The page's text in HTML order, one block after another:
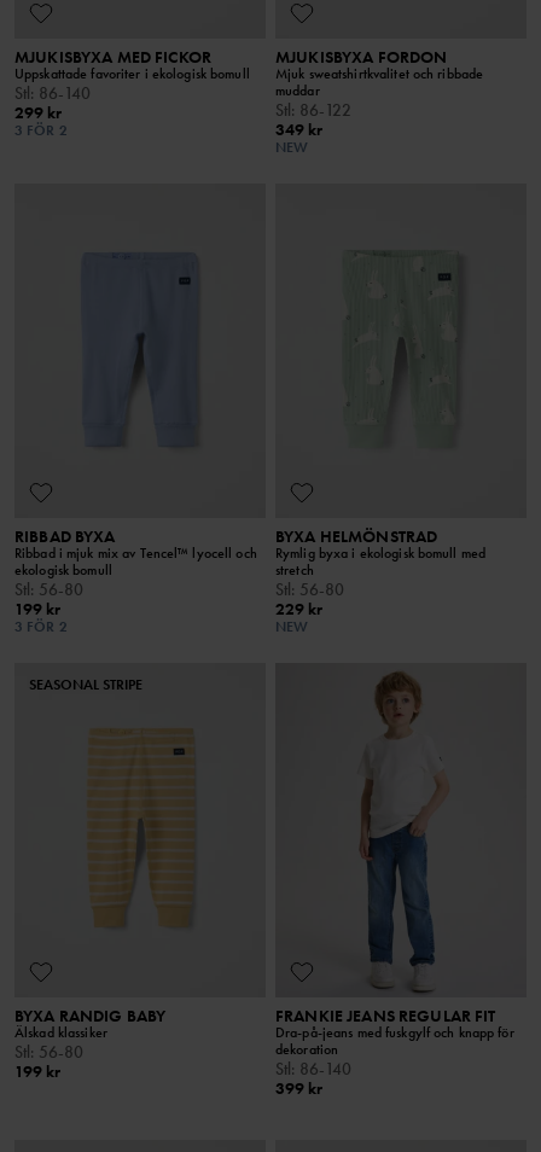
MJUKISBYXA MED FICKOR
Uppskattade favoriter i ekologisk bomull
Stl: 86-140
299 kr
3 FÖR 2
MJUKISBYXA FORDON
Mjuk sweatshirtkvalitet och ribbade
muddar
Stl: 86-122
349 kr
NEW
RIBBAD BYXA
Ribbad i mjuk mix av Tencel™ lyocell och
ekologisk bomull
Stl: 56-80
199 kr
3 FÖR 2
BYXA HELMÖNSTRAD
Rymlig byxa i ekologisk bomull med
stretch
Stl: 56-80
229 kr
NEW
SEASONAL STRIPE
BYXA RANDIG BABY
Älskad klassiker
Stl : 56-80
199 kr
FRANKIE JEANS REGULAR FIT
Dra-på-jeans med fuskgylf och knapp för
dekoration
Stl : 86-140
399 kr